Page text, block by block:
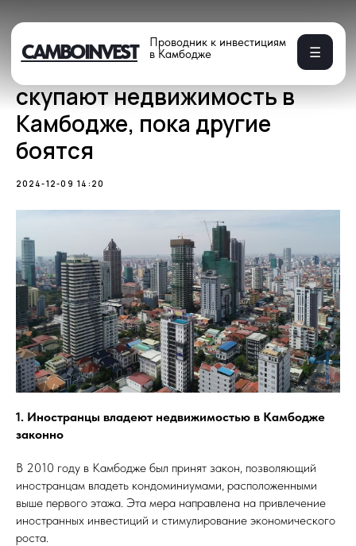
в Камбодже
5 причин, почему инвесторы
скупают недвижимость в
Камбодже, пока другие
боятся
2024-12-09 14:20
1. Иностранцы владеют недвижимостью в Камбодже
законно
В 2010 году в Камбодже был принят закон, позволяющий
иностранцам владеть кондоминиумами, расположенными
выше первого этажа. Эта мера направлена на привлечение
иностранных инвестиций и стимулирование экономического
роста.